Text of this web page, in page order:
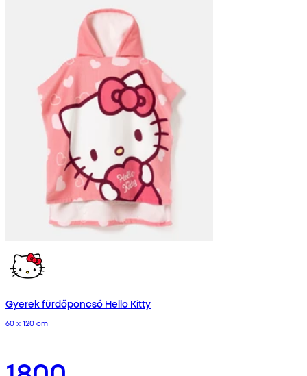
Gyerek fürdőponcsó Hello Kitty
60 x 120 cm